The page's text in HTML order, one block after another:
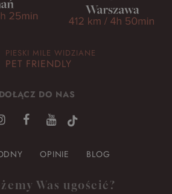
PIESKI MILE WIDZIANE
PET FRIENDLY
DOŁĄCZ DO NAS
OPINIE BLOG
Was ugościć?